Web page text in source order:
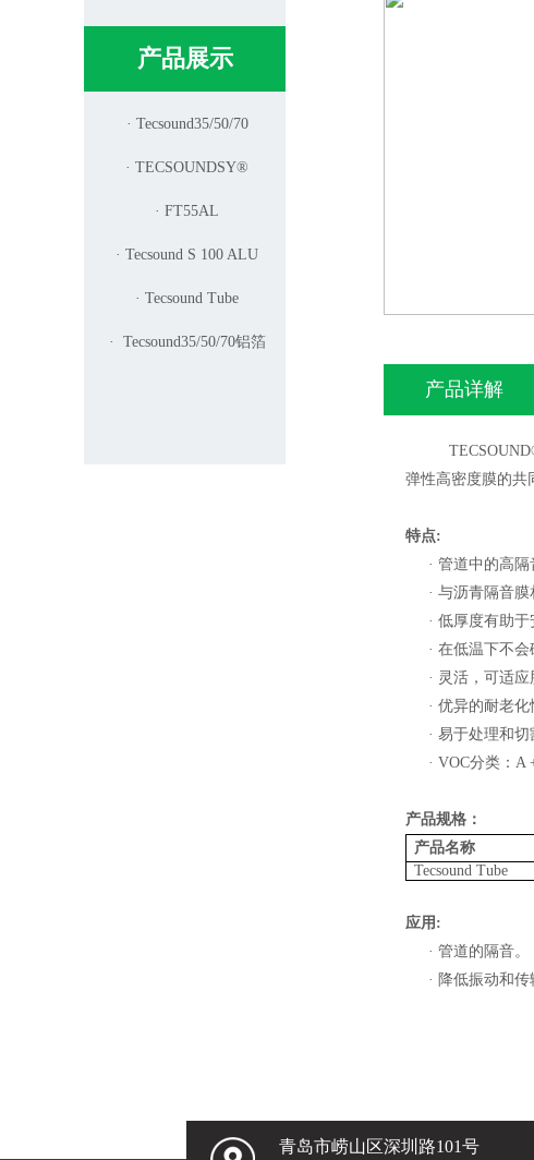
产品展示
· Tecsound35/50/70
· TECSOUNDSY®
· FT55AL
· Tecsound S 100 ALU
· Tecsound Tube
· Tecsound35/50/70铝箔
产品详解
弹性高密度膜的共
特点:
· 管道中的高隔
· 与沥青隔音膜
· 低厚度有助于
· 在低温下不会
· 灵活，可适应
· 优异的耐老化
· 易于处理和切
· VOC分类： A
产品规格：
产品名称
Tecsound Tube
应用 :
· 管道的隔音。
· 降低振动和传
青岛市崂山区深圳路101号